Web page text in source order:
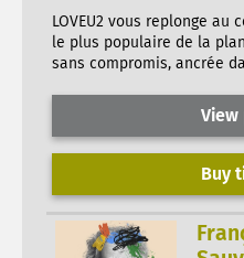
LOVEU2 vous replonge au
le plus populaire de la
sans compromis, ancrée
View
Buy